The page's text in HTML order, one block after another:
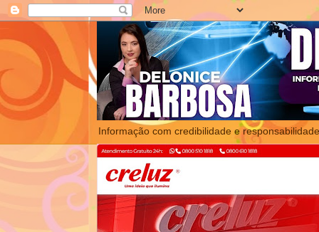
Informação com credibilidade e